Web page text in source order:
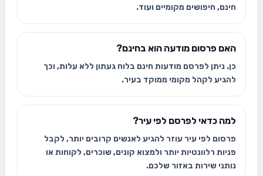
חינם, חיפושים מקומיים ועוד.
האם פרסום מודעה הוא בחינם?
כן. ניתן לפרסם מודעות חינם בלוח געתון ללא עלות, וכך
להגיע לקהל מקומי ממוקד בעיר.
למה כדאי לפרסם לפי עיר?
פרסום לפי עיר עוזר להגיע לאנשים קרובים יותר, לקבל
פניות רלוונטיות יותר ולמצוא קונים, שוכרים, לקוחות או
נותני שירות באזור שלכם.